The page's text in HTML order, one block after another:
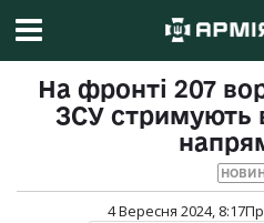
На фронті 207
ЗСУ стримують
4 Вересня 2024, 8:17